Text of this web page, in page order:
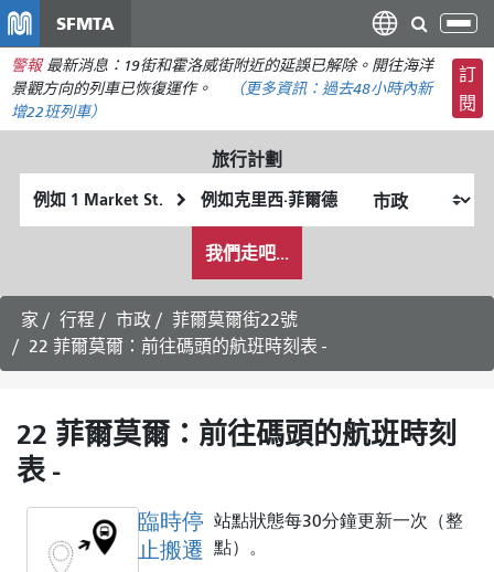
主
要
容
SFMTA
切
換
導
航
警報 最新消息：19街和霍洛威街附近的延誤已解除。開往海洋
景觀方向的列車已恢復運作。
（更多資訊： 過去48小時內新
增22班列車）
訂
閱
旅行計劃
起
始
終
點
我
希
望
的
旅
行
式
我們走吧...
家 行程 市政
菲爾莫爾街22號
22 菲爾莫爾：前往碼頭的航班時刻表 -
22 菲爾莫爾：前往碼頭的航班時刻
表 -
臨時停
止搬遷
站點狀態每30分鐘更新一次（整
點）。